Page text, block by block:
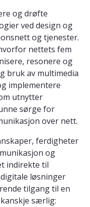
og drøfte
ved design og
og tjenester.
nettets fem
resonere og
bruk av multimedia
implementere
utnytter
sørge for
over nett.
ferdigheter
og
indirekte til
løsninger
tilgang til en
særlig: